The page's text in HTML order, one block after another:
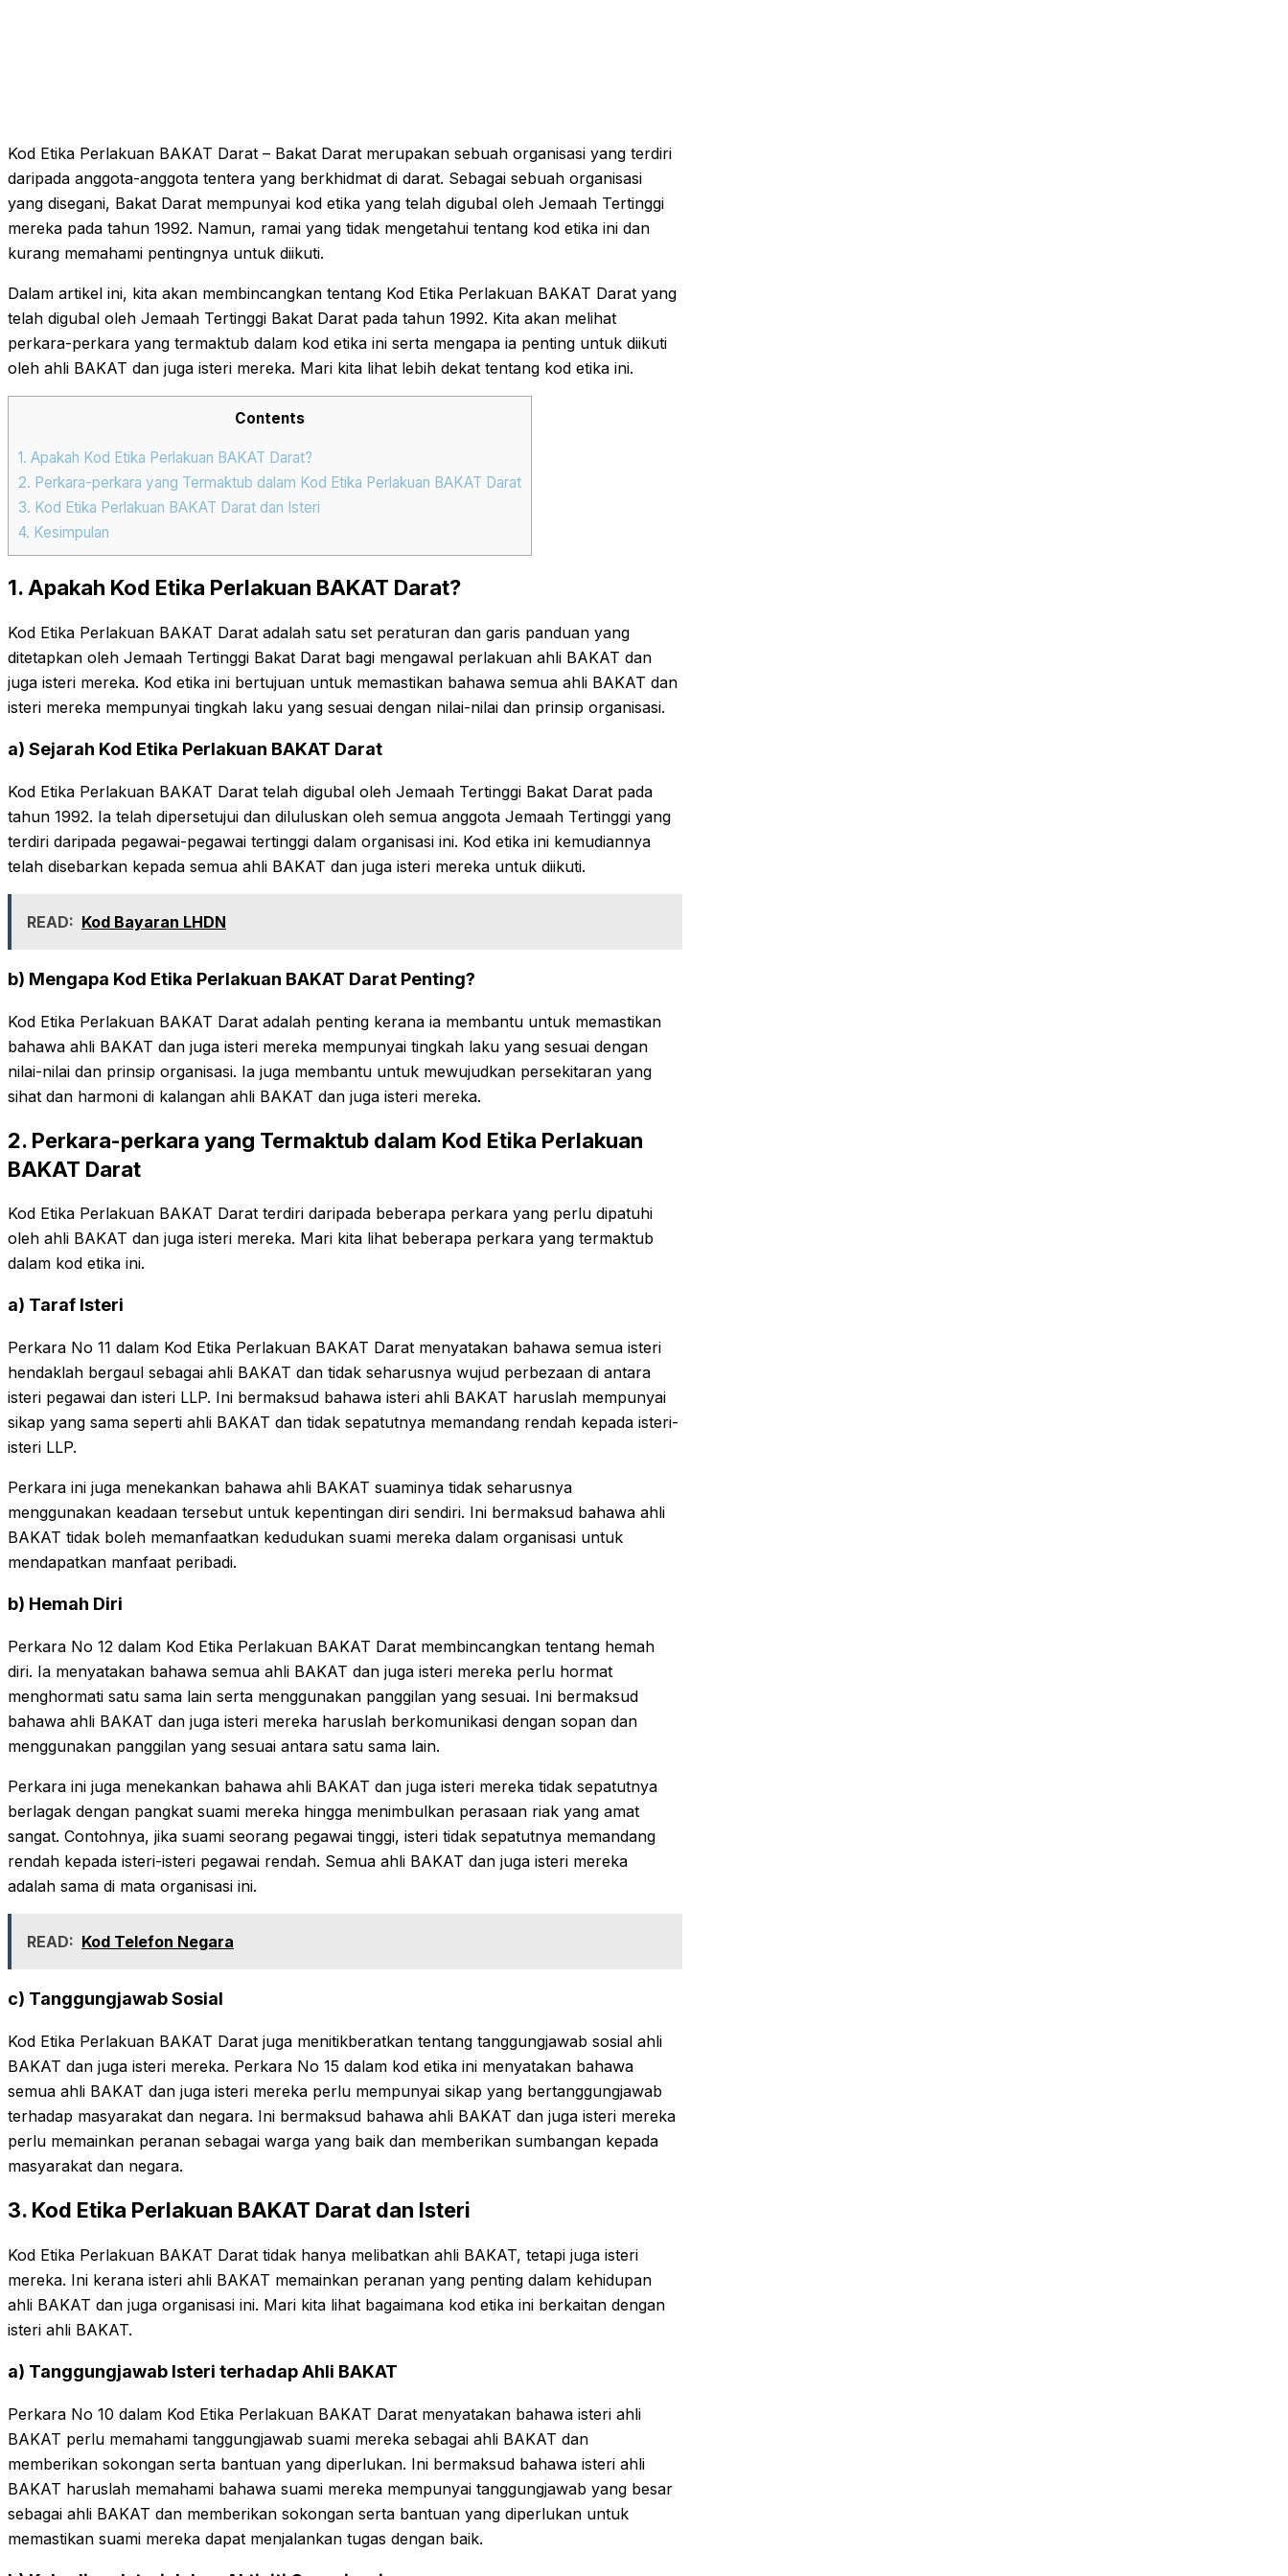
Kod Etika Perlakuan BAKAT Darat – Bakat Darat merupakan sebuah organisasi yang terdiri
daripada anggota-anggota tentera yang berkhidmat di darat. Sebagai sebuah organisasi
yang disegani, Bakat Darat mempunyai kod etika yang telah digubal oleh Jemaah Tertinggi
mereka pada tahun 1992. Namun, ramai yang tidak mengetahui tentang kod etika ini dan
kurang memahami pentingnya untuk diikuti.
Dalam artikel ini, kita akan membincangkan tentang Kod Etika Perlakuan BAKAT Darat yang
telah digubal oleh Jemaah Tertinggi Bakat Darat pada tahun 1992. Kita akan melihat
perkara-perkara yang termaktub dalam kod etika ini serta mengapa ia penting untuk diikuti
oleh ahli BAKAT dan juga isteri mereka. Mari kita lihat lebih dekat tentang kod etika ini.
Contents
1. Apakah Kod Etika Perlakuan BAKAT Darat?
2. Perkara-perkara yang Termaktub dalam Kod Etika Perlakuan BAKAT Darat
3. Kod Etika Perlakuan BAKAT Darat dan Isteri
4. Kesimpulan
1. Apakah Kod Etika Perlakuan BAKAT Darat?
Kod Etika Perlakuan BAKAT Darat adalah satu set peraturan dan garis panduan yang
ditetapkan oleh Jemaah Tertinggi Bakat Darat bagi mengawal perlakuan ahli BAKAT dan
juga isteri mereka. Kod etika ini bertujuan untuk memastikan bahawa semua ahli BAKAT dan
isteri mereka mempunyai tingkah laku yang sesuai dengan nilai-nilai dan prinsip organisasi.
a) Sejarah Kod Etika Perlakuan BAKAT Darat
Kod Etika Perlakuan BAKAT Darat telah digubal oleh Jemaah Tertinggi Bakat Darat pada
tahun 1992. Ia telah dipersetujui dan diluluskan oleh semua anggota Jemaah Tertinggi yang
terdiri daripada pegawai-pegawai tertinggi dalam organisasi ini. Kod etika ini kemudiannya
telah disebarkan kepada semua ahli BAKAT dan juga isteri mereka untuk diikuti.
READ: Kod Bayaran LHDN
b) Mengapa Kod Etika Perlakuan BAKAT Darat Penting?
Kod Etika Perlakuan BAKAT Darat adalah penting kerana ia membantu untuk memastikan
bahawa ahli BAKAT dan juga isteri mereka mempunyai tingkah laku yang sesuai dengan
nilai-nilai dan prinsip organisasi. Ia juga membantu untuk mewujudkan persekitaran yang
sihat dan harmoni di kalangan ahli BAKAT dan juga isteri mereka.
2. Perkara-perkara yang Termaktub dalam Kod Etika Perlakuan
BAKAT Darat
Kod Etika Perlakuan BAKAT Darat terdiri daripada beberapa perkara yang perlu dipatuhi
oleh ahli BAKAT dan juga isteri mereka. Mari kita lihat beberapa perkara yang termaktub
dalam kod etika ini.
a) Taraf Isteri
Perkara No 11 dalam Kod Etika Perlakuan BAKAT Darat menyatakan bahawa semua isteri
hendaklah bergaul sebagai ahli BAKAT dan tidak seharusnya wujud perbezaan di antara
isteri pegawai dan isteri LLP. Ini bermaksud bahawa isteri ahli BAKAT haruslah mempunyai
sikap yang sama seperti ahli BAKAT dan tidak sepatutnya memandang rendah kepada isteri-
isteri LLP.
Perkara ini juga menekankan bahawa ahli BAKAT suaminya tidak seharusnya
menggunakan keadaan tersebut untuk kepentingan diri sendiri. Ini bermaksud bahawa ahli
BAKAT tidak boleh memanfaatkan kedudukan suami mereka dalam organisasi untuk
mendapatkan manfaat peribadi.
b) Hemah Diri
Perkara No 12 dalam Kod Etika Perlakuan BAKAT Darat membincangkan tentang hemah
diri. Ia menyatakan bahawa semua ahli BAKAT dan juga isteri mereka perlu hormat
menghormati satu sama lain serta menggunakan panggilan yang sesuai. Ini bermaksud
bahawa ahli BAKAT dan juga isteri mereka haruslah berkomunikasi dengan sopan dan
menggunakan panggilan yang sesuai antara satu sama lain.
Perkara ini juga menekankan bahawa ahli BAKAT dan juga isteri mereka tidak sepatutnya
berlagak dengan pangkat suami mereka hingga menimbulkan perasaan riak yang amat
sangat. Contohnya, jika suami seorang pegawai tinggi, isteri tidak sepatutnya memandang
rendah kepada isteri-isteri pegawai rendah. Semua ahli BAKAT dan juga isteri mereka
adalah sama di mata organisasi ini.
READ: Kod Telefon Negara
c) Tanggungjawab Sosial
Kod Etika Perlakuan BAKAT Darat juga menitikberatkan tentang tanggungjawab sosial ahli
BAKAT dan juga isteri mereka. Perkara No 15 dalam kod etika ini menyatakan bahawa
semua ahli BAKAT dan juga isteri mereka perlu mempunyai sikap yang bertanggungjawab
terhadap masyarakat dan negara. Ini bermaksud bahawa ahli BAKAT dan juga isteri mereka
perlu memainkan peranan sebagai warga yang baik dan memberikan sumbangan kepada
masyarakat dan negara.
3. Kod Etika Perlakuan BAKAT Darat dan Isteri
Kod Etika Perlakuan BAKAT Darat tidak hanya melibatkan ahli BAKAT, tetapi juga isteri
mereka. Ini kerana isteri ahli BAKAT memainkan peranan yang penting dalam kehidupan
ahli BAKAT dan juga organisasi ini. Mari kita lihat bagaimana kod etika ini berkaitan dengan
isteri ahli BAKAT.
a) Tanggungjawab Isteri terhadap Ahli BAKAT
Perkara No 10 dalam Kod Etika Perlakuan BAKAT Darat menyatakan bahawa isteri ahli
BAKAT perlu memahami tanggungjawab suami mereka sebagai ahli BAKAT dan
memberikan sokongan serta bantuan yang diperlukan. Ini bermaksud bahawa isteri ahli
BAKAT haruslah memahami bahawa suami mereka mempunyai tanggungjawab yang besar
sebagai ahli BAKAT dan memberikan sokongan serta bantuan yang diperlukan untuk
memastikan suami mereka dapat menjalankan tugas dengan baik.